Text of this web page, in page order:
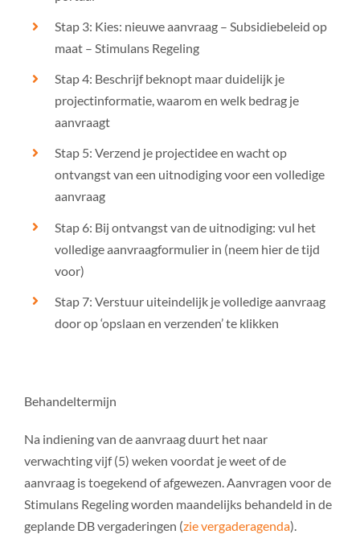
Stap 3: Kies: nieuwe aanvraag – Subsidiebeleid op
maat – Stimulans Regeling
Stap 4: Beschrijf beknopt maar duidelijk je
projectinformatie, waarom en welk bedrag je
aanvraagt
Stap 5: Verzend je projectidee en wacht op
ontvangst van een uitnodiging voor een volledige
aanvraag
Stap 6: Bij ontvangst van de uitnodiging: vul het
volledige aanvraagformulier in (neem hier de tijd
voor)
Stap 7: Verstuur uiteindelijk je volledige aanvraag
door op ‘opslaan en verzenden’ te klikken
Behandeltermijn
Na indiening van de aanvraag duurt het naar
verwachting vijf (5) weken voordat je weet of de
aanvraag is toegekend of afgewezen. Aanvragen voor de
Stimulans Regeling worden maandelijks behandeld in de
geplande DB vergaderingen (zie vergaderagenda).